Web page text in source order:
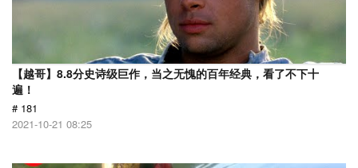
【越哥】8.8分史诗级巨作，当之无愧的百年经典，看了不下十
遍！
# 181
2021-10-21 08:25